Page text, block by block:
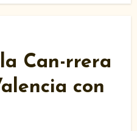
Can-rrera
con